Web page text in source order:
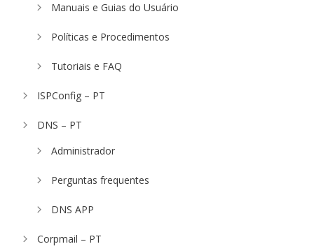
Manuais e Guias do Usuário
Políticas e Procedimentos
Tutoriais e FAQ
ISPConfig – PT
DNS – PT
Administrador
Perguntas frequentes
DNS APP
Corpmail – PT